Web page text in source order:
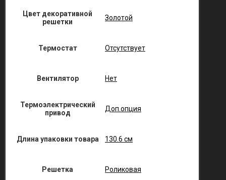
Цвет декоративной
решетки
Золотой
Термостат Отсутствует
Вентилятор Нет
Термоэлектрический
привод
Доп.опция
Длина упаковки товара 130.6 см
Решетка Роликовая